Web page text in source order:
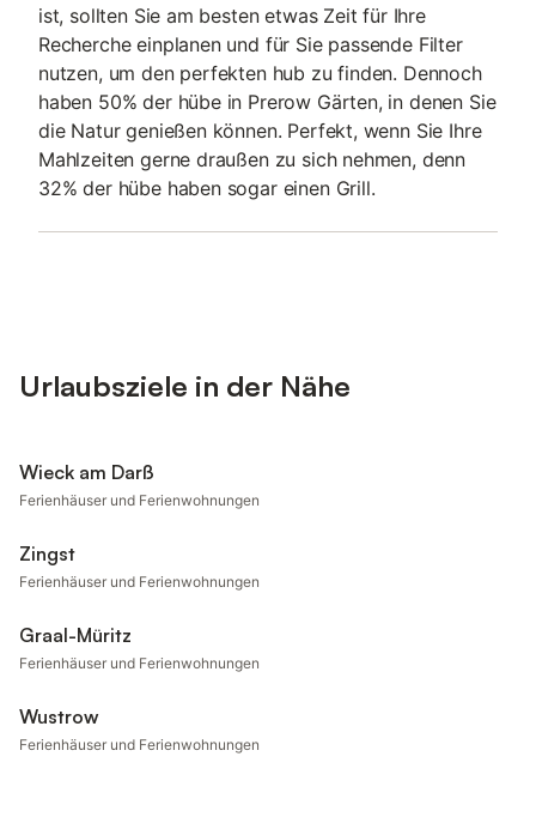
ist, sollten Sie am besten etwas Zeit für Ihre
Recherche einplanen und für Sie passende Filter
nutzen, um den perfekten hub zu finden. Dennoch
haben 50% der hübe in Prerow Gärten, in denen Sie
die Natur genießen können. Perfekt, wenn Sie Ihre
Mahlzeiten gerne draußen zu sich nehmen, denn
32% der hübe haben sogar einen Grill.
Urlaubsziele in der Nähe
Wieck am Darß
Ferienhäuser und Ferienwohnungen
Zingst
Ferienhäuser und Ferienwohnungen
Graal-Müritz
Ferienhäuser und Ferienwohnungen
Wustrow
Ferienhäuser und Ferienwohnungen